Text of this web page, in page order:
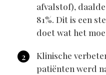
afvalstof),
81%. Dit is een
doet wat het
Klinische
patiënten werd